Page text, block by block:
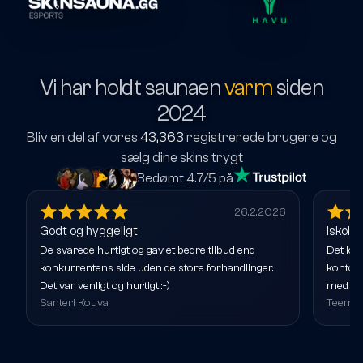
Vi har holdt saunaenvarmsiden
2024
Bliv en del af vores 43,363 registrerede brugere og
sælg dine skins trygt
Bedømt 4.7/5 på
26.2.2026
Godt og hyggeligt
De svarede hurtigt og gav et bedre tilbud end
konkurrentens side uden de store forhandlinger.
Det var venligt og hurtigt :-)
Santeri Kouva
Det
med
i mit
Teemu